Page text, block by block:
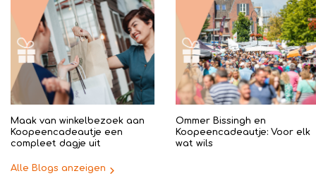
Maak van winkelbezoek aan
Koopeencadeautje een
compleet dagje uit
Ommer Bissingh en
Koopeencadeautje: Voor elk
wat wils
Alle Blogs anzeigen